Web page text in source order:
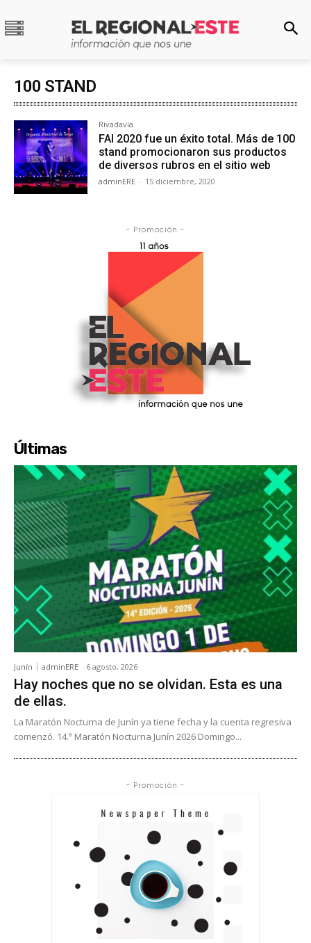
100 STAND
Rivadavia
FAI 2020 fue un éxito total. Más de 100
stand promocionaron sus productos
de diversos rubros en el sitio web
adminERE - 15 diciembre, 2020
- Promoción -
Últimas
Junín adminERE - 6 agosto, 2026
Hay noches que no se olvidan. Esta es una
de ellas.
La Maratón Nocturna de Junín ya tiene fecha y la cuenta regresiva
comenzó. 14.ª Maratón Nocturna Junín 2026 Domingo...
- Promoción -